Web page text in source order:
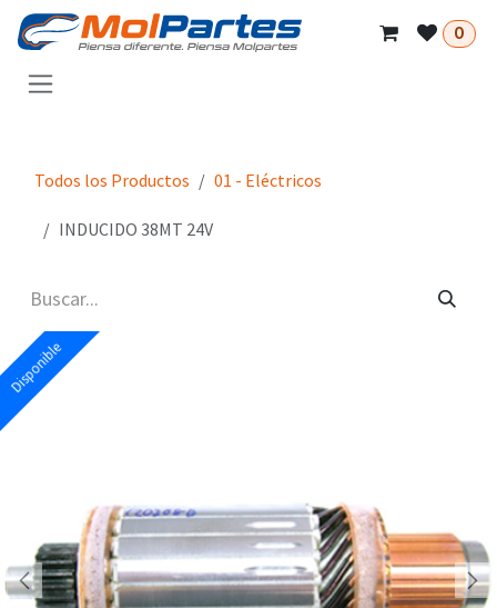
Ir al contenido
0
Todos los Productos 01 - Eléctricos
INDUCIDO 38MT 24V
Disponible
Disponible